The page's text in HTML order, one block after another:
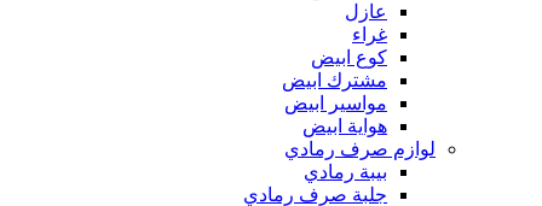
عازل
غراء
كوع ابيض
مشترك ابيض
مواسير ابيض
هواية ابيض
لوازم صرف رمادي
بيبة رمادي
جلبة صرف رمادي